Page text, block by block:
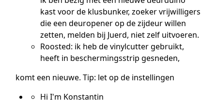
kast voor de klusbunker, zoeker vrijwilligers
die een deuropener op de zijdeur willen
zetten, melden bij Juerd, niet zelf uitvoeren.
Roosted: ik heb de vinylcutter gebruikt,
heeft in beschermingsstrip gesneden,
komt een nieuwe. Tip: let op de instellingen
Hi I'm Konstantin